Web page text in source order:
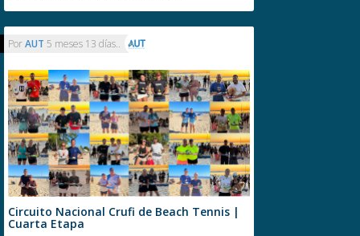
PorAUT 5 meses 13 días..
Circuito Nacional Crufi de Beach Tennis |
Cuarta Etapa